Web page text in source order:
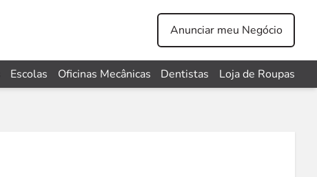
Anunciar meu Negócio
Escolas Oficinas Mecânicas Dentistas Loja de Roupas